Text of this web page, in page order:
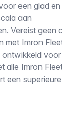
een glad
aan
Vereist geen
met Imron
alle Imron
een superieure